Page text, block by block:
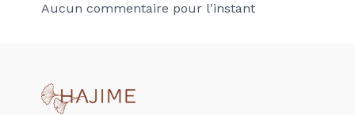
Aucun commentaire pour l'instant